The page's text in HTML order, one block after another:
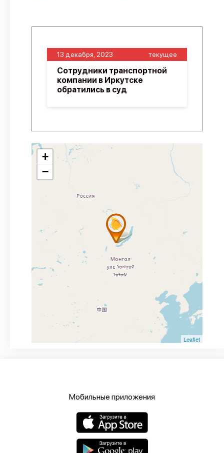
13 декабря, 2023 текущее
Сотрудники транспортной
компании в Иркутске
обратились в суд
+
−
Leaflet
Мобильные приложения